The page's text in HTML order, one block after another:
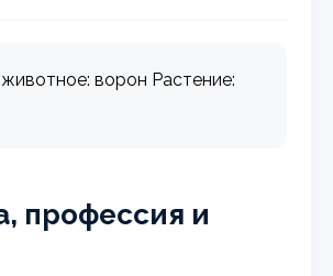
ворон Растение:
профессия и